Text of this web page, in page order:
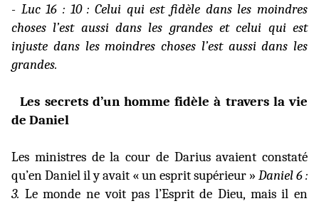
- Luc 16 : 10 : Celui qui est fidèle dans les moindres
choses l’est aussi dans les grandes et celui qui est
injuste dans les moindres choses l’est aussi dans les
grandes.
Les secrets d’un homme fidèle à travers la vie
de Daniel
Les ministres de la cour de Darius avaient constaté
qu’en Daniel il y avait « un esprit supérieur » Daniel 6 :
3. Le monde ne voit pas l’Esprit de Dieu, mais il en